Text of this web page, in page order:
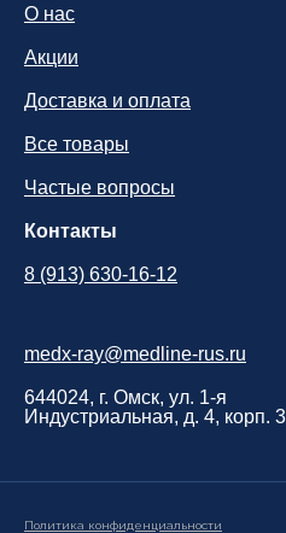
О нас
Акции
Доставка и оплата
Контакты
8 (913) 630-16-12
medx-ray@medline-rus.ru
644024, г. Омск, ул. 1-я
Индустриальная, д. 4, корп.
Политика конфиденциальности
Все товары
Частые вопросы